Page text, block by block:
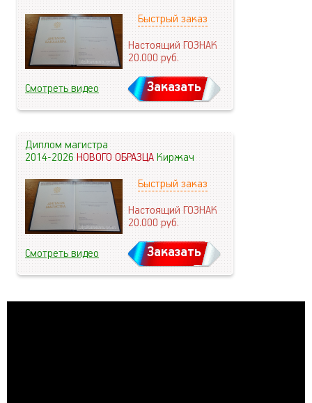
Быстрый заказ
Настоящий ГОЗНАК
20.000руб.
Смотреть видео Заказать
Диплом магистра
2014-2026НОВОГО ОБРАЗЦАКиржач
Быстрый заказ
Настоящий ГОЗНАК
20.000руб.
Смотреть видео Заказать